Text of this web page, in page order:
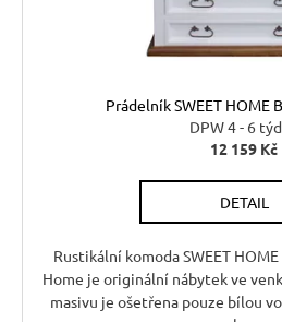
Prádelník SWEET HOME
DPW 4 - 6
12 159 Kč
DETAIL
Rustikální komoda SWEET
Home je originální nábytek ve
masivu je ošetřena pouze bílou